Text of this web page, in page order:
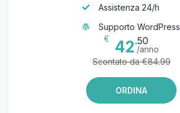
Assistenza 24/h
Supporto WordPress
€
42.50
/anno
Scontato da €84.99
ORDINA